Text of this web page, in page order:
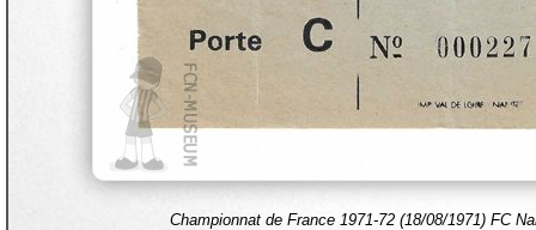
Championnat de France 1971-72 (18/08/1971) FC